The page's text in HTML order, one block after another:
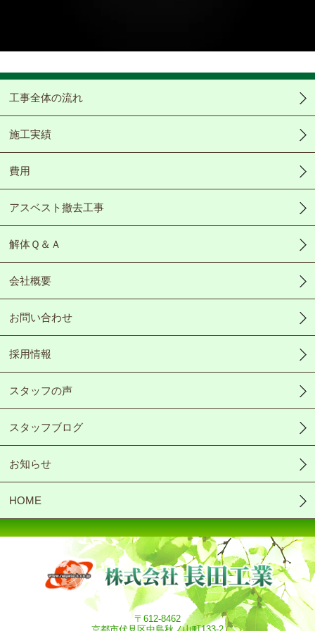
Video
工事全体の流れ
施工実績
費用
アスベスト撤去工事
解体Ｑ＆Ａ
会社概要
お問い合わせ
採用情報
スタッフの声
スタッフブログ
お知らせ
HOME
〒612-8462